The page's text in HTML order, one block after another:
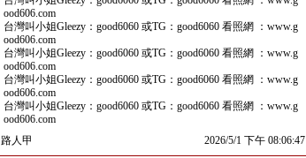
ood606.com
台灣叫小姐Gleezy：good6060 或TG：good6060 看照網 ：www.g
ood606.com
台灣叫小姐Gleezy：good6060 或TG：good6060 看照網 ：www.g
ood606.com
台灣叫小姐Gleezy：good6060 或TG：good6060 看照網 ：www.g
ood606.com
台灣叫小姐Gleezy：good6060 或TG：good6060 看照網 ：www.g
ood606.com
路人甲
2026/5/1 下午 08:06:47